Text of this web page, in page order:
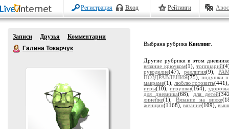
Регистрация Вход Рейтинги
Записи Друзья
Комментарии
Галина Токарчук
Выбрана рубрика Квилинг
Другие рубрики в этом
вязание крючком(1),топпиарий
рукоделие(47),реллигия(9),
ПОЗДРАВЛЕНИЯ(75), подушки
макраме(1), люблю готовить
игры(10), игрушки(164),
для дневника(68), для детей
линейке(1), Вязание на вилке
женщин(1168), вязание(109),